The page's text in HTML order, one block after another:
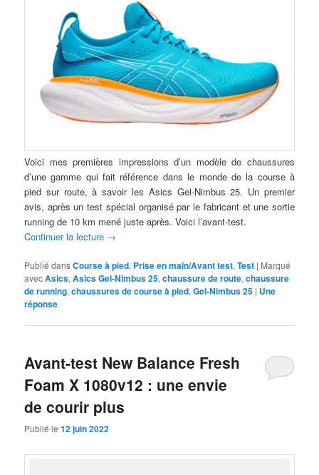
Voici mes premières impressions d’un modèle de chaussures
d’une gamme qui fait référence dans le monde de la course à
pied sur route, à savoir les Asics Gel-Nimbus 25. Un premier
avis, après un test spécial organisé par le fabricant et une sortie
running de 10 km mené juste après. Voici l’avant-test.
Continuer la lecture →
Publié dansCourse à pied, Prise en main/Avant test,Test | Marqué
avecAsics,Asics Gel-Nimbus 25,chaussure de route,chaussure
de running,chaussures de course à pied,Gel-Nimbus 25 | Une
réponse
Avant-test New Balance Fresh
Foam X 1080v12 : une envie
de courir plus
Publié le12 juin 2022